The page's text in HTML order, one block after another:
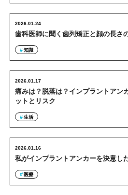
歯科医師に聞く歯列矯正と顔の長さ
2026.01.24
知識
痛みは？脱落は？インプラントアン
ットとリスク
2026.01.17
生活
私がインプラントアンカーを決意し
2026.01.16
医療